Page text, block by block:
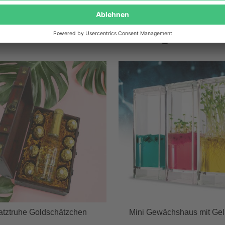
Wird oft zusammen gekauft
Goldschätzchen Mini Gewächshaus mit